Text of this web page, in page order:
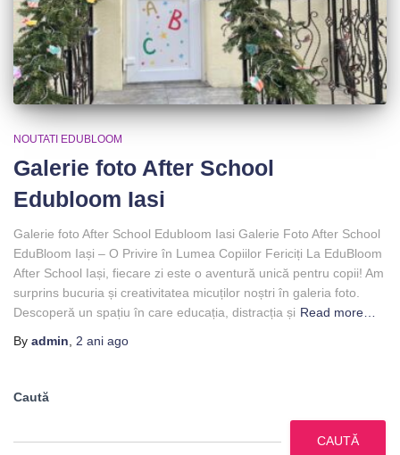
NOUTATI EDUBLOOM
Galerie foto After School
Edubloom Iasi
Galerie foto After School Edubloom Iasi Galerie Foto After School
EduBloom Iași – O Privire în Lumea Copiilor Fericiți La EduBloom
After School Iași, fiecare zi este o aventură unică pentru copii! Am
surprins bucuria și creativitatea micuților noștri în galeria foto.
Descoperă un spațiu în care educația, distracția și Read more…
By admin 2 ani ago
Caută
CAUTĂ